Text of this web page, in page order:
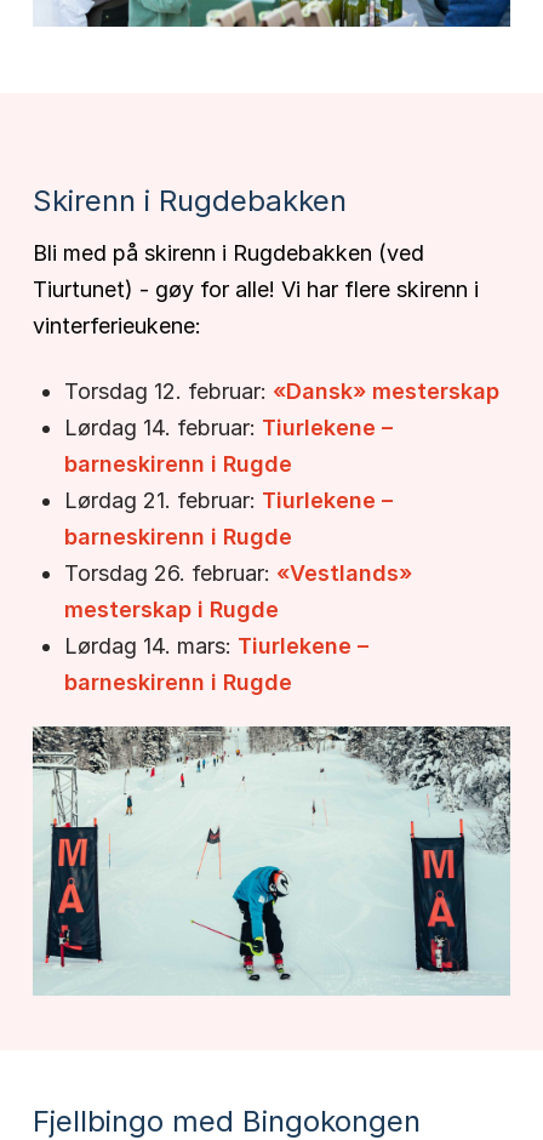
Skirenn i Rugdebakken
Bli med på skirenn i Rugdebakken (ved
Tiurtunet) - gøy for alle! Vi har flere skirenn i
vinterferieukene:
Torsdag 12. februar: «Dansk» mesterskap
Lørdag 14. februar: Tiurlekene –
barneskirenn i Rugde
Lørdag 21. februar: Tiurlekene –
barneskirenn i Rugde
Torsdag 26. februar: «Vestlands»
mesterskap i Rugde
Lørdag 14. mars: Tiurlekene –
barneskirenn i Rugde
Fjellbingo med Bingokongen